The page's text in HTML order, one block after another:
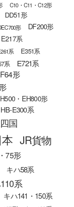
C10・C11・C12形
DD51形
形 DF200形
E217系
系 E351系
系 E721系
形
・EH800形
HB-E300系
国
JR貨物
75形
キハ58系
系
キハ141・150系